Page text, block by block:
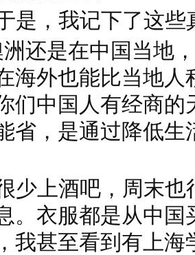
是，我记下了这些
还是在中国当地
海外也能比当地
们中国人有经商的
省，是通过降低
少上酒吧，周末也
。衣服都是从中国
我甚至看到有上海